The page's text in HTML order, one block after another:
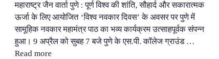
महाराष्ट्र जैन वार्ता पुणे : पूर्ण विश्व की शांति, सौहार्द और सकारात्मक
ऊर्जा के लिए आयोजित ‘विश्व नवकार दिवस’ के अवसर पर पुणे में
सामूहिक नवकार महामंत्र पाठ का भव्य कार्यक्रम उत्साहपूर्वक संपन्न
हुआ। 9 अप्रैल को सुबह 7 बजे पुणे के एस.पी. कॉलेज ग्राउंड …
Read more